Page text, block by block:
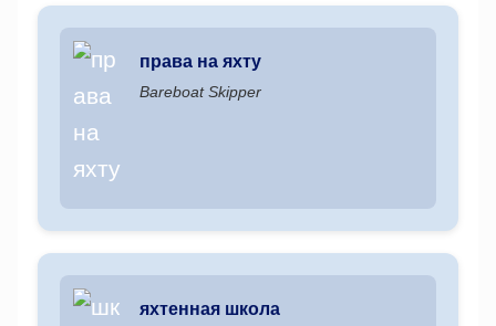
права на яхту
Bareboat Skipper
яхтенная школа